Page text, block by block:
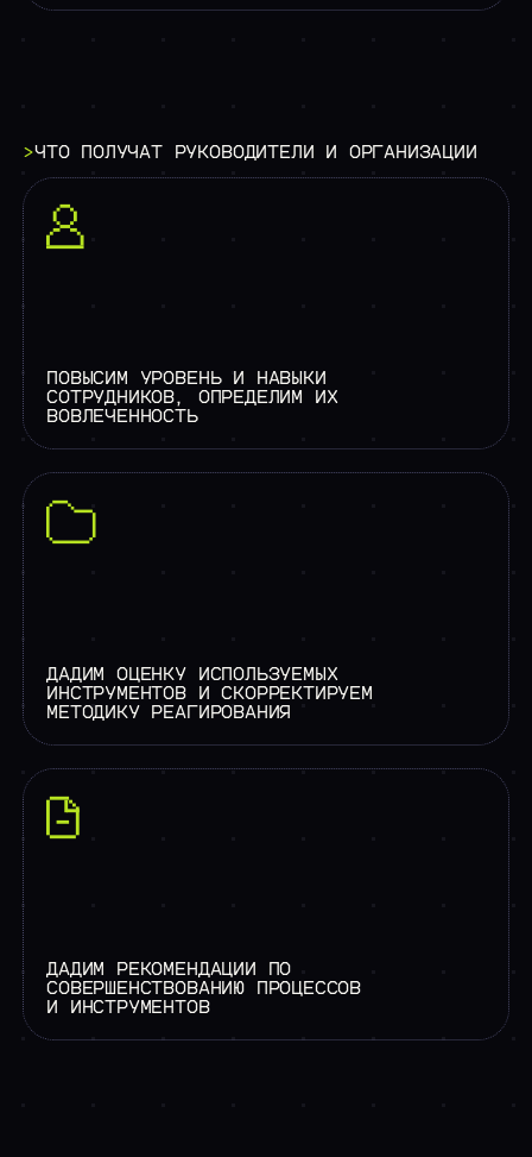
>ЧТО ПОЛУЧАТ РУКОВОДИТЕЛИ И ОРГАНИЗАЦИИ
ПОВЫСИМ УРОВЕНЬ И НАВЫКИ
СОТРУДНИКОВ, ОПРЕДЕЛИМ ИХ
ВОВЛЕЧЕННОСТЬ
ДАДИМ ОЦЕНКУ ИСПОЛЬЗУЕМЫХ
ИНСТРУМЕНТОВ И СКОРРЕКТИРУЕМ
МЕТОДИКУ РЕАГИРОВАНИЯ
ДАДИМ РЕКОМЕНДАЦИИ ПО
СОВЕРШЕНСТВОВАНИЮ ПРОЦЕССОВ
И ИНСТРУМЕНТОВ